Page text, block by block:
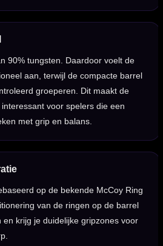
90% tungsten. Daardoor voelt de
aan, terwijl de compacte barrel
groeperen. Dit maakt de
voor spelers die een
met grip en balans.
op de bekende McCoy Ring
van de ringen op de barrel
krijg je duidelijke gripzones voor